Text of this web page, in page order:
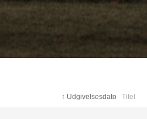
↑ Udgivelsesdato Titel